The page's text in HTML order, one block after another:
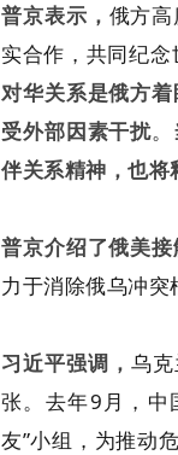
普京表示， 俄方
实合作，共同纪
对华关系是俄方
受外部因素干扰。
伴关系精神，也
普京介绍了俄美
力于消除俄乌冲突
习近平强调，乌
张。去年9月，中
友”小组，为推动